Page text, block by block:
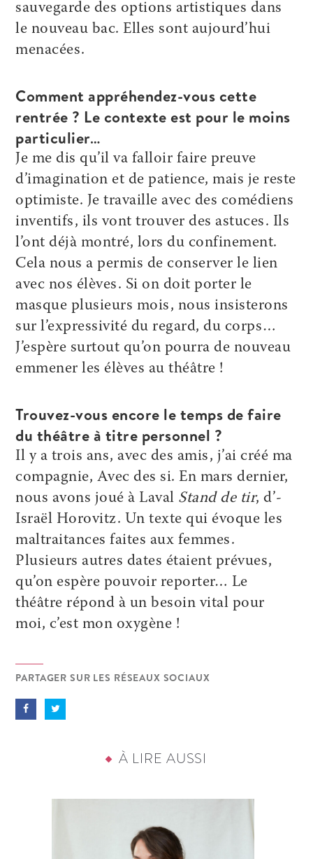
sauvegarde des options artistiques dans
le nouveau bac. Elles sont aujourd’hui
menacées.
Comment appréhendez-vous cette
rentrée ? Le contexte est pour le moins
particulier…
Je me dis qu’il va falloir faire preuve
d’imagination et de patience, mais je reste
optimiste. Je travaille avec des comédiens
inventifs, ils vont trouver des astuces. Ils
l’ont déjà montré, lors du confinement.
Cela nous a permis de conserver le lien
avec nos élèves. Si on doit porter le
masque plusieurs mois, nous insisterons
sur l’expressivité du regard, du corps…
J’espère surtout qu’on pourra de nouveau
emmener les élèves au théâtre !
Trouvez-vous encore le temps de faire
du théâtre à titre personnel ?
Il y a trois ans, avec des amis, j’ai créé ma
compagnie, Avec des si. En mars dernier,
nous avons joué à Laval Stand de tir, d’­
Israël ­Horovitz. Un texte qui évoque les
maltraitances faites aux femmes.
Plusieurs autres dates étaient prévues,
qu’on espère pouvoir reporter… Le
théâtre répond à un besoin vital pour
moi, c’est mon oxygène !
PARTAGER SUR LES RÉSEAUX SOCIAUX
À LIRE AUSSI